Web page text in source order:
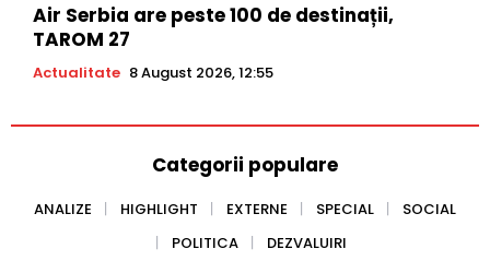
Air Serbia are peste 100 de destinații,
TAROM 27
Actualitate 8 August 2026, 12:55
Categorii populare
ANALIZE HIGHLIGHT EXTERNE SPECIAL
SOCIAL
POLITICA
DEZVALUIRI